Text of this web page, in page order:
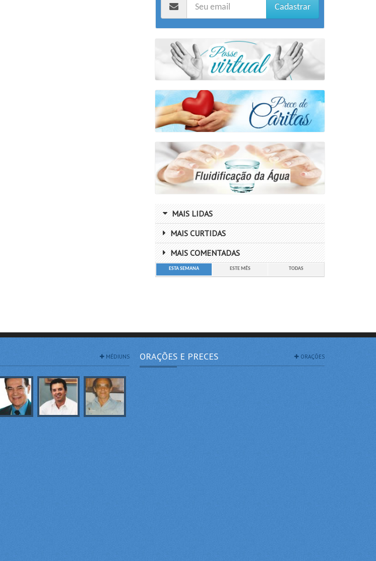
Cadastrar
MAIS LIDAS
MAIS CURTIDAS
MAIS COMENTADAS
ESTA SEMANA ESTE MÊS TODAS
MÉDIUNS ORAÇÕES E PRECES ORAÇÕES